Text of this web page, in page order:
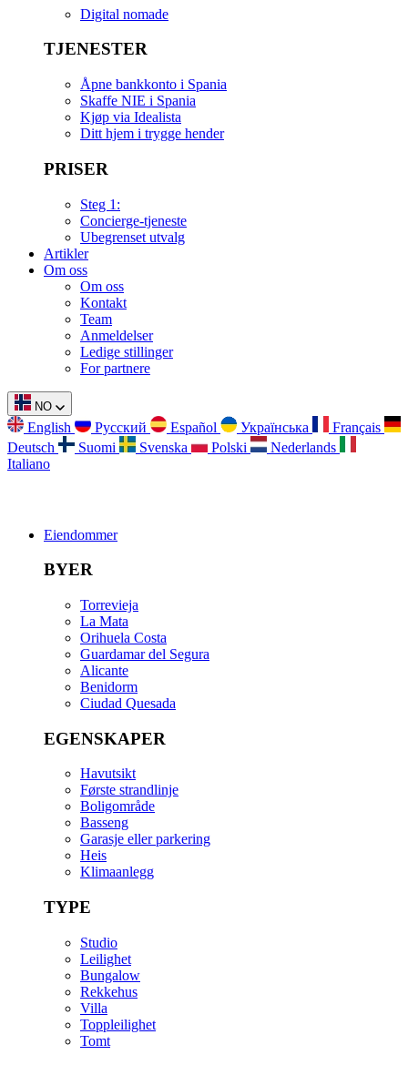
Digital nomade
TJENESTER
Åpne bankkonto i Spania
Skaffe NIE i Spania
Kjøp via Idealista
Ditt hjem i trygge hender
PRISER
Steg 1:
Concierge-tjeneste
Ubegrenset utvalg
Artikler
Om oss
Om oss
Kontakt
Team
Anmeldelser
Ledige stillinger
For partnere
NO
English Русский Español Українська
Français
Deutsch
Suomi Svenska Polski
Nederlands
Italiano
Eiendommer
BYER
Torrevieja
La Mata
Orihuela Costa
Guardamar del Segura
Alicante
Benidorm
Ciudad Quesada
EGENSKAPER
Havutsikt
Første strandlinje
Boligområde
Basseng
Garasje eller parkering
Heis
Klimaanlegg
TYPE
Studio
Leilighet
Bungalow
Rekkehus
Villa
Toppleilighet
Tomt